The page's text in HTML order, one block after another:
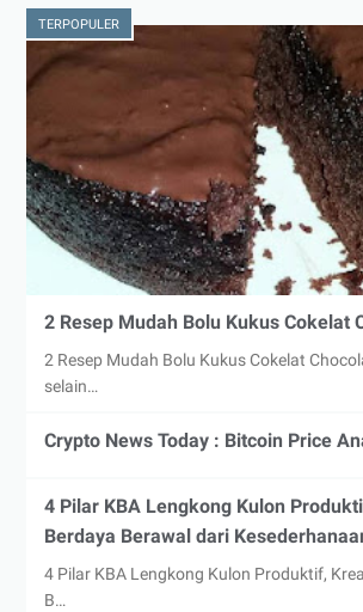
TERPOPULER
2 Resep Mudah Bolu Kukus Cokelat
2 Resep Mudah Bolu Kukus Cokelat
selain…
Crypto News Today : Bitcoin Price
4 Pilar KBA Lengkong Kulon
Berdaya Berawal dari
4 Pilar KBA Lengkong Kulon Produktif,
B…